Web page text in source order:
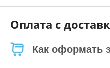
Оплата с
Как оформать